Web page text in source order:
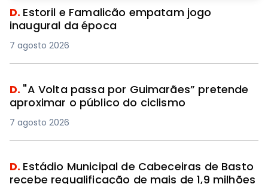
D. Estoril e Famalicão empatam jogo
inaugural da época
7 agosto 2026
D. "A Volta passa por Guimarães” pretende
aproximar o público do ciclismo
7 agosto 2026
D. Estádio Municipal de Cabeceiras de Basto
recebe requalificação de mais de 1,9 milhões